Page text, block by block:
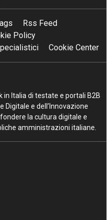
Rss Feed
Policy
Cookie Center
in Italia di testate e portali B2B
e dell’Innovazione
la cultura digitale e
amministrazioni italiane.